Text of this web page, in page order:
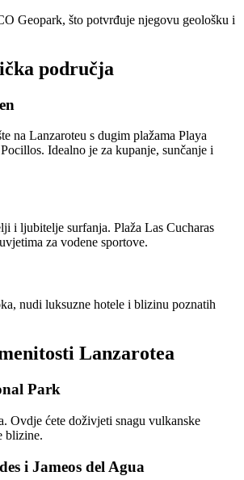
Geopark, što potvrđuje njegovu geološku i
područja
na Lanzaroteu s dugim plažama Playa
Idealno je za kupanje, sunčanje i
i ljubitelje surfanja. Plaža Las Cucharas
za vodene sportove.
nudi luksuzne hotele i blizinu poznatih
Lanzarotea
Park
Ovdje ćete doživjeti snagu vulkanske
blizine.
i Jameos del Agua